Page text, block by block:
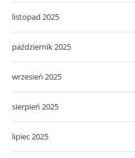
listopad 2025
październik 2025
wrzesień 2025
sierpień 2025
lipiec 2025